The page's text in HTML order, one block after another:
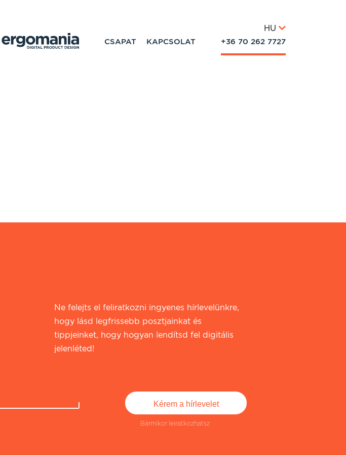
HU
CSAPAT KAPCSOLAT +36 70 262 7727
Ne felejts el feliratkozni ingyenes hírlevelünkre,
hogy lásd legfrissebb posztjainkat és
tippjeinket, hogy hogyan lendítsd fel digitális
jelenléted!
Bármikor leiratkozhatsz